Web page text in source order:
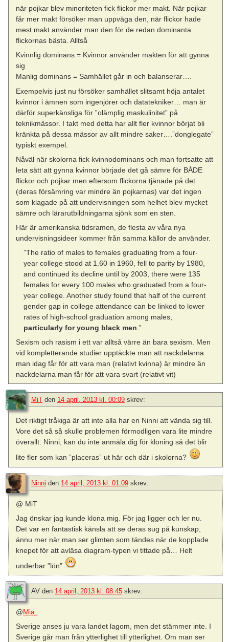
när pojkar blev minoriteten fick flickor mer makt. När pojkar
får mer makt försöker man uppväga den, när flickor hade
mest makt använder man den för de redan dominanta
flickornas bästa. Alltså
Kvinnlig dominans = Kvinnor använder makten för att gynna
sig
Manlig dominans = Samhället går in och balanserar….
Exempelvis just nu försöker samhället slitsamt höja antalet
kvinnor i ämnen som ingenjörer och datatekniker… man är
därför superkänsliga för ”olämplig maskulinitet” på
teknikmässor. I takt med detta har allt fler kvinnor börjat bli
kränkta på dessa mässor av allt mindre saker….”donglegate”
typiskt exempel.
Nåväl när skolorna fick kvinnodominans och man fortsatte att
leta sätt att gynna kvinnor började det gå sämre för BÅDE
flickor och pojkar men eftersom flickorna tjänade på det
(deras försämring var mindre än pojkarnas) var det ingen
som klagade på att undervisningen som helhet blev mycket
sämre och lärarutbildningarna sjönk som en sten.
Här är amerikanska tidsramen, de flesta av våra nya
undervisningsideer kommer från samma källor de använder.
”The ratio of males to females graduating from a four-
year college stood at 1.60 in 1960, fell to parity by 1980,
and continued its decline until by 2003, there were 135
females for every 100 males who graduated from a four-
year college. Another study found that half of the current
gender gap in college attendance can be linked to lower
rates of high-school graduation among males,
particularly for young black men .”
Sexism och rasism i ett var alltså värre än bara sexism. Men
vid kompletterande studier upptäckte man att nackdelarna
man idag får för att vara man (relativt kvinna) är mindre än
nackdelarna man får för att vara svart (relativt vit)
MiT den 14 april, 2013 kl. 00:09 skrev:
Det riktigt tråkiga är att inte alla har en Ninni att vända sig till.
Vore det så så skulle problemen förmodligen vara lite mindre
överallt. Ninni, kan du inte anmäla dig för kloning så det blir
lite fler som kan ”placeras” ut här och där i skolorna?
Ninni den 14 april, 2013 kl. 01:09 skrev:
@ MiT
Jag önskar jag kunde klona mig. För jag ligger och ler nu.
Det var en fantastisk känsla att se deras sug på kunskap,
ännu mer när man ser glimten som tändes när de kopplade
knepet för att avläsa diagram-typen vi tittade på… Helt
underbar ”lön”
AV den 14 april, 2013 kl. 08:45 skrev:
@Mia. :
Sverige anses ju vara landet lagom, men det stämmer inte. I
Sverige går man från ytterlighet till ytterlighet. Om man ser